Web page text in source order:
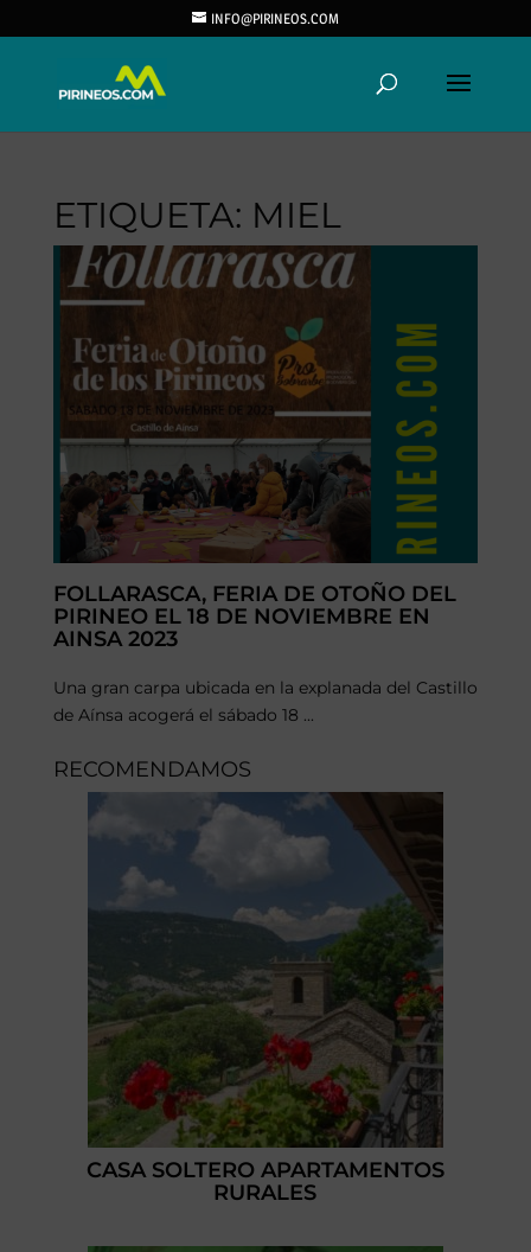
INFO@PIRINEOS.COM
ETIQUETA: MIEL
FOLLARASCA, FERIA DE OTOÑO DEL
PIRINEO EL 18 DE NOVIEMBRE EN
AINSA 2023
Una gran carpa ubicada en la explanada del Castillo
de Aínsa acogerá el sábado 18 ...
RECOMENDAMOS
CASA SOLTERO APARTAMENTOS
RURALES